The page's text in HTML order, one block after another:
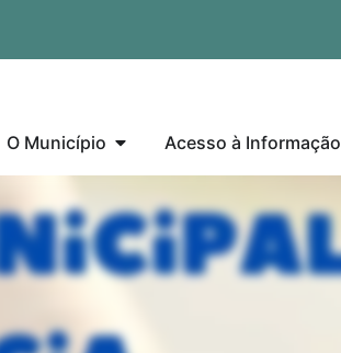
O Município Acesso à Informação